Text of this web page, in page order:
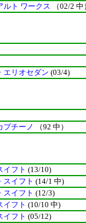
ルト ワークス （02/2 中）
エリオセダン (03/4)
プチーノ （92 中）
イフト (13/10)
スイフト (14/1 中)
スイフト (12/3)
イフト (10/10 中)
イフト (05/12)